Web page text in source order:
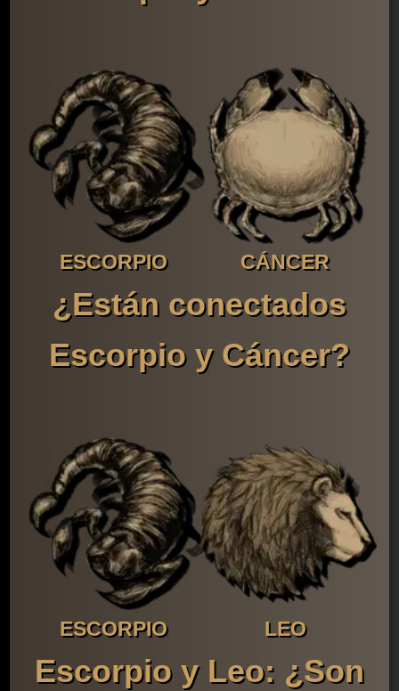
ESCORPIO CÁNCER
¿Están conectados
Escorpio y Cáncer?
ESCORPIO LEO
Escorpio y Leo: ¿Son